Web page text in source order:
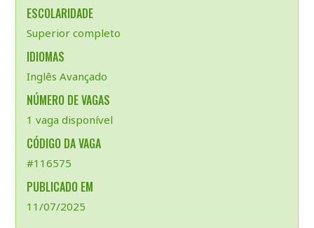
ESCOLARIDADE
Superior completo
IDIOMAS
Inglês Avançado
NÚMERO DE VAGAS
1 vaga disponível
CÓDIGO DA VAGA
#116575
PUBLICADO EM
11/07/2025